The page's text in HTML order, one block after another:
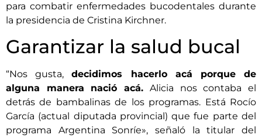
para combatir enfermedades bucodentales durante
la presidencia de Cristina Kirchner.
Garantizar la salud bucal
“Nos gusta,decidimos hacerlo acá porque de
alguna manera nació acá. Alicia nos contaba el
detrás de bambalinas de los programas. Está Rocío
García (actual diputada provincial) que fue parte del
programa Argentina Sonríe», señaló la titular del